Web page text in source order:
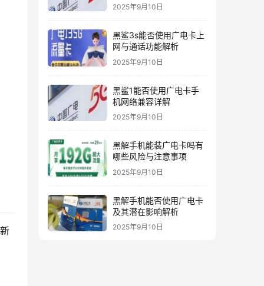
2025年9月10日
黑鲨3s能否使用广电卡上
网与通话功能解析
2025年9月10日
黑鲨1能否使用广电卡手
机网络兼容详解
2025年9月10日
黑解手机能装广电卡吗有
哪些风险与注意事项
2025年9月10日
黑解手机能否使用广电卡
及其潜在影响解析
2025年9月10日